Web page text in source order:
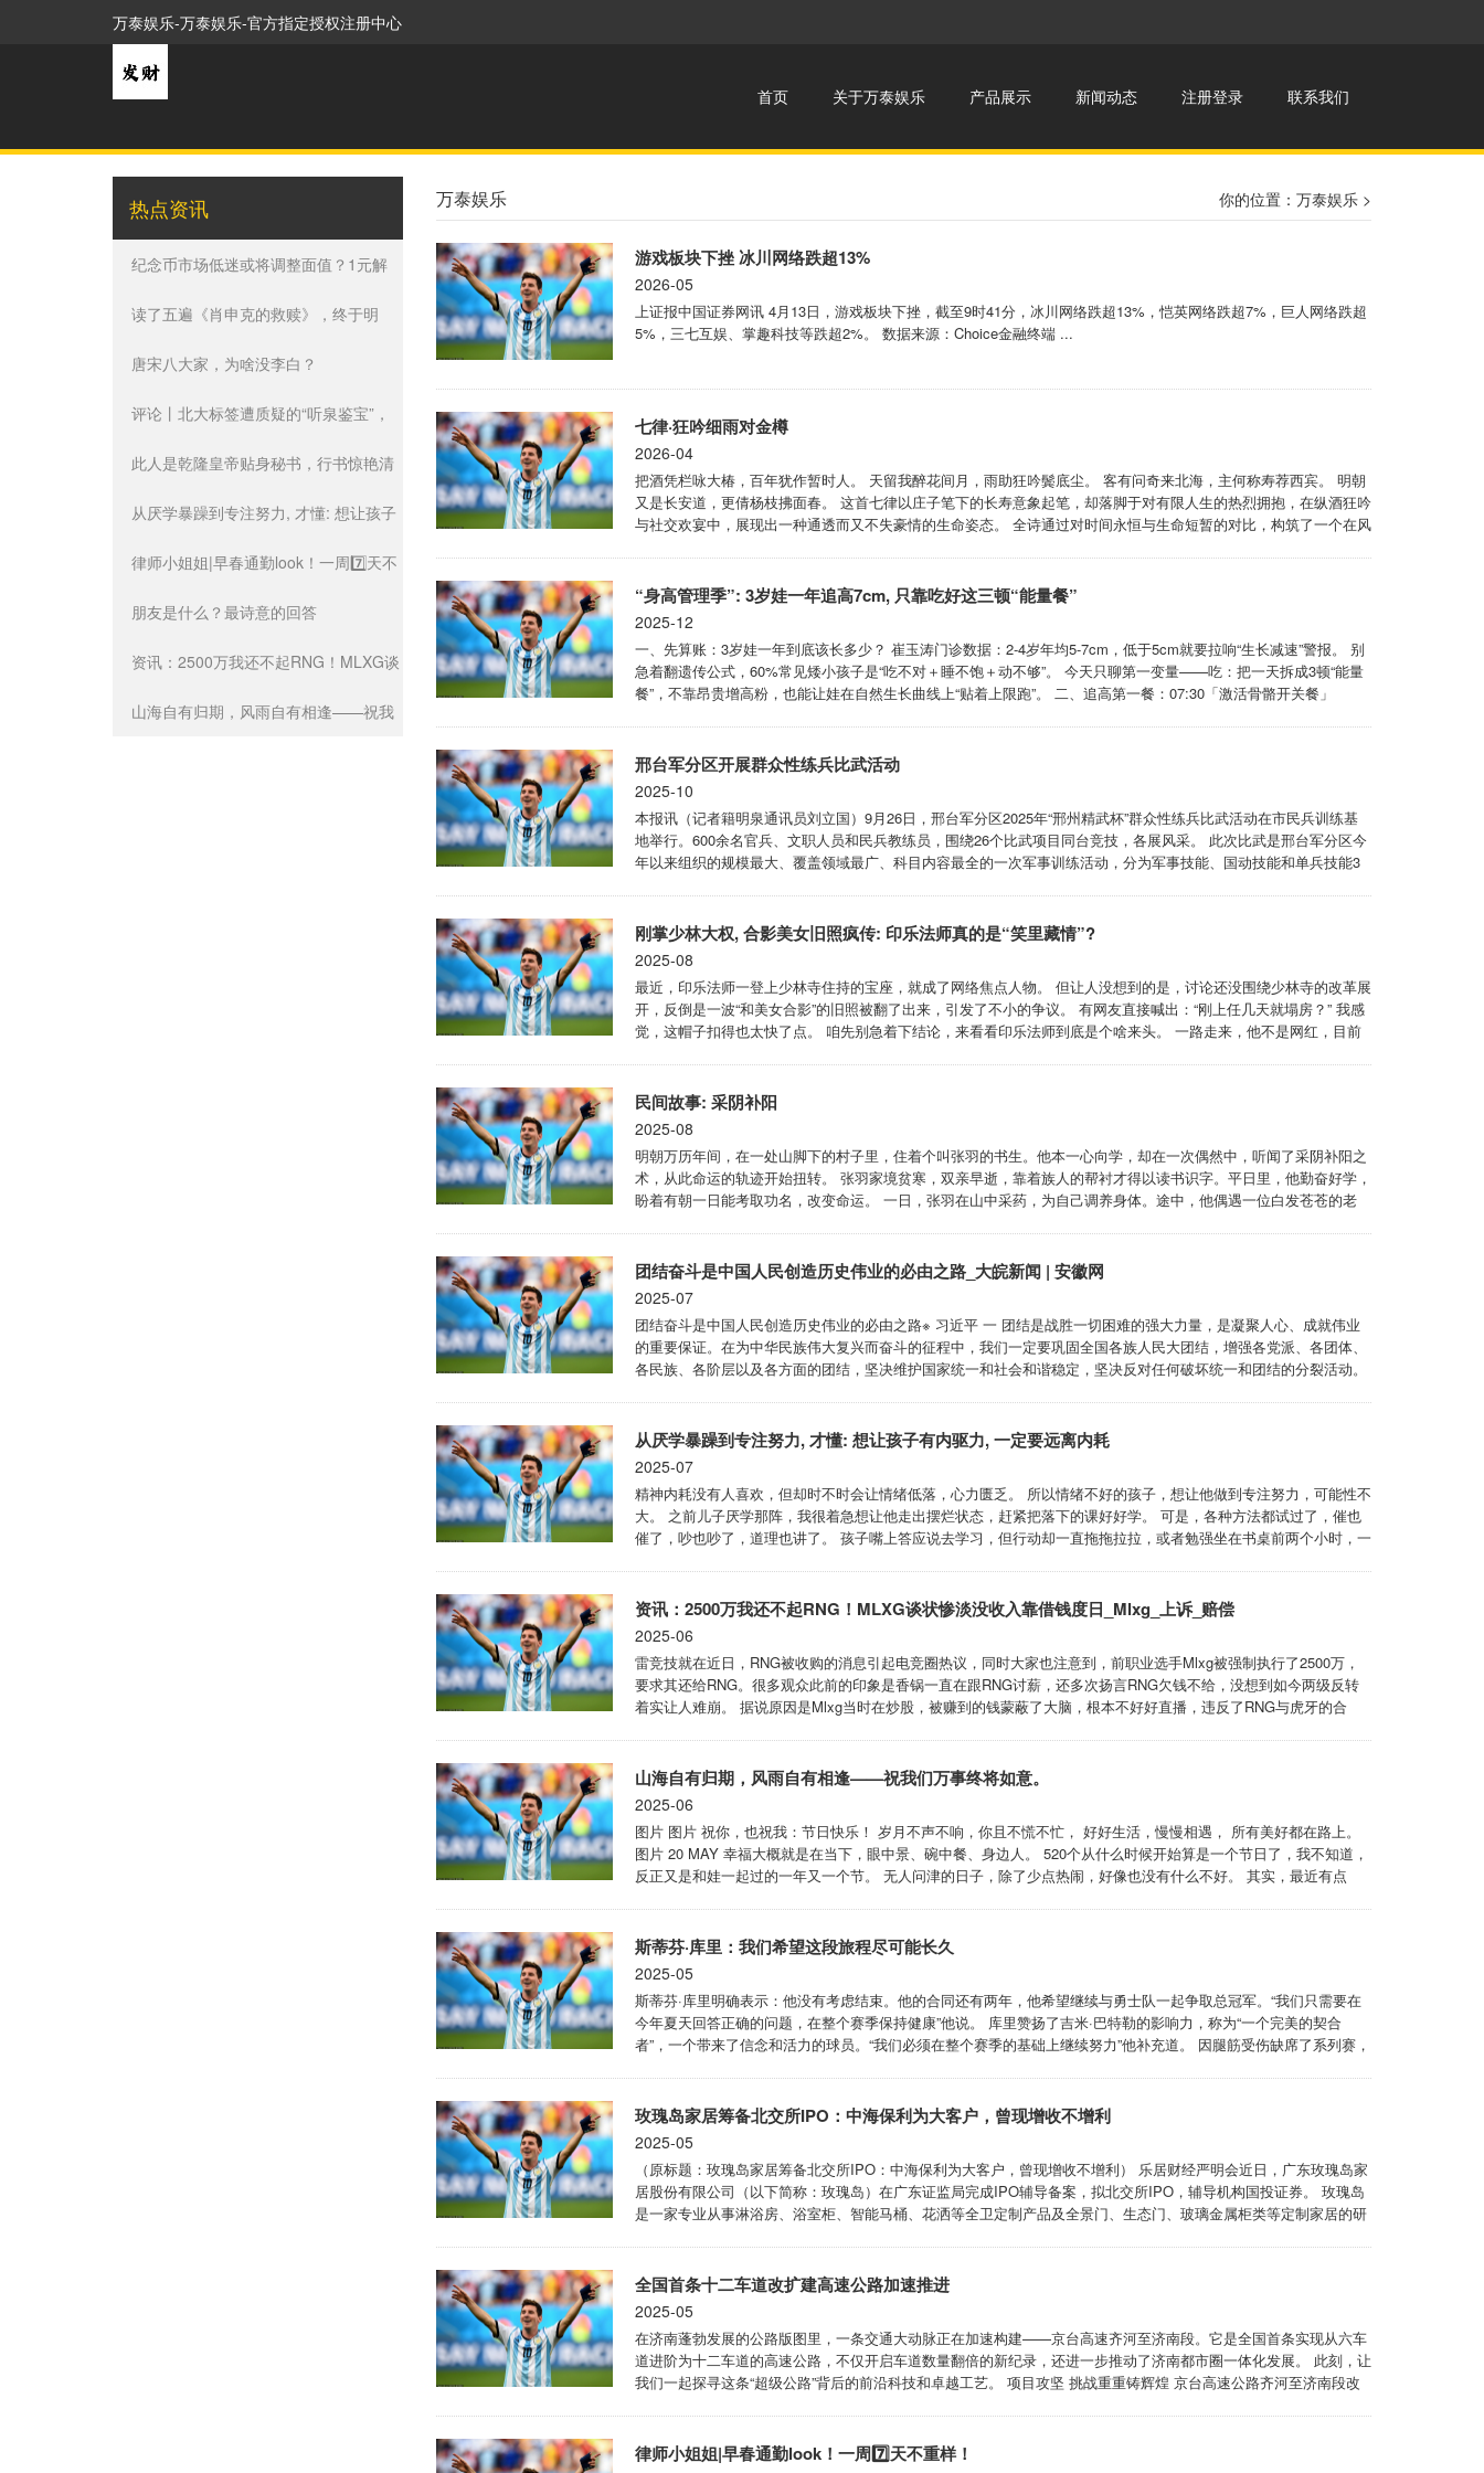
万泰娱乐-万泰娱乐-官方指定授权注册中心
首页 关于万泰娱乐 产品展示 新闻动态 注册登录 联系我们
热点资讯
纪念币市场低迷或将调整面值？1元解
决不了任何问题
读了五遍《肖申克的救赎》，终于明
白，高手总是选择“窄门”
唐宋八大家，为啥没李白？
评论丨北大标签遭质疑的“听泉鉴宝”，
经得起网络鉴定吗？
此人是乾隆皇帝贴身秘书，行书惊艳清
朝，冠绝书法史200多年
从厌学暴躁到专注努力, 才懂: 想让孩子
有内驱力, 一定要远离内耗
律师小姐姐|早春通勤look！一周7️⃣天不
重样！
朋友是什么？最诗意的回答
资讯：2500万我还不起RNG！MLXG谈
状惨淡没收入靠借钱度日_Mlxg_上诉_
山海自有归期，风雨自有相逢——祝我
万泰娱乐 你的位置： 万泰娱乐 >
游戏板块下挫 冰川网络跌超13%
2026-05
上证报中国证券网讯 4月13日，游戏板块下挫，截至9时41分，冰川网络跌超13%，恺英网络跌超7%，巨人网络跌超
5%，三七互娱、掌趣科技等跌超2%。 数据来源：Choice金融终端 ...
七律·狂吟细雨对金樽
2026-04
把酒凭栏咏大椿，百年犹作暂时人。 天留我醉花间月，雨助狂吟鬓底尘。 客有问奇来北海，主何称寿荐西宾。 明朝
又是长安道，更倩杨枝拂面春。 这首七律以庄子笔下的长寿意象起笔，却落脚于对有限人生的热烈拥抱，在纵酒狂吟
与社交欢宴中，展现出一种通透而又不失豪情的生命姿态。 全诗通过对时间永恒与生命短暂的对比，构筑了一个在风
“身高管理季”: 3岁娃一年追高7cm, 只靠吃好这三顿“能量餐”
2025-12
一、先算账：3岁娃一年到底该长多少？ 崔玉涛门诊数据：2-4岁年均5-7cm，低于5cm就要拉响“生长减速”警报。 别
急着翻遗传公式，60%常见矮小孩子是“吃不对＋睡不饱＋动不够”。 今天只聊第一变量——吃：把一天拆成3顿“能量
餐”，不靠昂贵增高粉，也能让娃在自然生长曲线上“贴着上限跑”。 二、追高第一餐：07:30「激活骨骼开关餐」
邢台军分区开展群众性练兵比武活动
2025-10
本报讯（记者籍明泉通讯员刘立国）9月26日，邢台军分区2025年“邢州精武杯”群众性练兵比武活动在市民兵训练基
地举行。600余名官兵、文职人员和民兵教练员，围绕26个比武项目同台竞技，各展风采。 此次比武是邢台军分区今
年以来组织的规模最大、覆盖领域最广、科目内容最全的一次军事训练活动，分为军事技能、国动技能和单兵技能3
刚掌少林大权, 合影美女旧照疯传: 印乐法师真的是“笑里藏情”?
2025-08
最近，印乐法师一登上少林寺住持的宝座，就成了网络焦点人物。 但让人没想到的是，讨论还没围绕少林寺的改革展
开，反倒是一波“和美女合影”的旧照被翻了出来，引发了不小的争议。 有网友直接喊出：“刚上任几天就塌房？” 我感
觉，这帽子扣得也太快了点。 咱先别急着下结论，来看看印乐法师到底是个啥来头。 一路走来，他不是网红，目前
民间故事: 采阴补阳
2025-08
明朝万历年间，在一处山脚下的村子里，住着个叫张羽的书生。他本一心向学，却在一次偶然中，听闻了采阴补阳之
术，从此命运的轨迹开始扭转。 张羽家境贫寒，双亲早逝，靠着族人的帮衬才得以读书识字。平日里，他勤奋好学，
盼着有朝一日能考取功名，改变命运。 一日，张羽在山中采药，为自己调养身体。途中，他偶遇一位白发苍苍的老
团结奋斗是中国人民创造历史伟业的必由之路_大皖新闻 | 安徽网
2025-07
团结奋斗是中国人民创造历史伟业的必由之路※ 习近平 一 团结是战胜一切困难的强大力量，是凝聚人心、成就伟业
的重要保证。在为中华民族伟大复兴而奋斗的征程中，我们一定要巩固全国各族人民大团结，增强各党派、各团体、
各民族、各阶层以及各方面的团结，坚决维护国家统一和社会和谐稳定，坚决反对任何破坏统一和团结的分裂活动。
从厌学暴躁到专注努力, 才懂: 想让孩子有内驱力, 一定要远离内耗
2025-07
精神内耗没有人喜欢，但却时不时会让情绪低落，心力匮乏。 所以情绪不好的孩子，想让他做到专注努力，可能性不
大。 之前儿子厌学那阵，我很着急想让他走出摆烂状态，赶紧把落下的课好好学。 可是，各种方法都试过了，催也
催了，吵也吵了，道理也讲了。 孩子嘴上答应说去学习，但行动却一直拖拖拉拉，或者勉强坐在书桌前两个小时，一
资讯：2500万我还不起RNG！MLXG谈状惨淡没收入靠借钱度日_Mlxg_上诉_赔偿
2025-06
雷竞技就在近日，RNG被收购的消息引起电竞圈热议，同时大家也注意到，前职业选手Mlxg被强制执行了2500万，
要求其还给RNG。很多观众此前的印象是香锅一直在跟RNG讨薪，还多次扬言RNG欠钱不给，没想到如今两级反转
着实让人难崩。 据说原因是Mlxg当时在炒股，被赚到的钱蒙蔽了大脑，根本不好好直播，违反了RNG与虎牙的合
山海自有归期，风雨自有相逢——祝我们万事终将如意。
2025-06
图片 图片 祝你，也祝我：节日快乐！ 岁月不声不响，你且不慌不忙， 好好生活，慢慢相遇， 所有美好都在路上。
图片 20 MAY 幸福大概就是在当下，眼中景、碗中餐、身边人。 520个从什么时候开始算是一个节日了，我不知道，
反正又是和娃一起过的一年又一个节。 无人问津的日子，除了少点热闹，好像也没有什么不好。 其实，最近有点
斯蒂芬·库里：我们希望这段旅程尽可能长久
2025-05
斯蒂芬·库里明确表示：他没有考虑结束。他的合同还有两年，他希望继续与勇士队一起争取总冠军。“我们只需要在
今年夏天回答正确的问题，在整个赛季保持健康”他说。 库里赞扬了吉米·巴特勒的影响力，称为“一个完美的契合
者”，一个带来了信念和活力的球员。“我们必须在整个赛季的基础上继续努力”他补充道。 因腿筋受伤缺席了系列赛，
玫瑰岛家居筹备北交所IPO：中海保利为大客户，曾现增收不增利
2025-05
（原标题：玫瑰岛家居筹备北交所IPO：中海保利为大客户，曾现增收不增利） 乐居财经严明会近日，广东玫瑰岛家
居股份有限公司（以下简称：玫瑰岛）在广东证监局完成IPO辅导备案，拟北交所IPO，辅导机构国投证券。 玫瑰岛
是一家专业从事淋浴房、浴室柜、智能马桶、花洒等全卫定制产品及全景门、生态门、玻璃金属柜类等定制家居的研
全国首条十二车道改扩建高速公路加速推进
2025-05
在济南蓬勃发展的公路版图里，一条交通大动脉正在加速构建——京台高速齐河至济南段。它是全国首条实现从六车
道进阶为十二车道的高速公路，不仅开启车道数量翻倍的新纪录，还进一步推动了济南都市圈一体化发展。 此刻，让
我们一起探寻这条“超级公路”背后的前沿科技和卓越工艺。 项目攻坚 挑战重重铸辉煌 京台高速公路齐河至济南段改
律师小姐姐|早春通勤look！一周7️⃣天不重样！